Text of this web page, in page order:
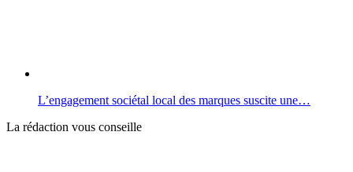
L’engagement sociétal local des marques suscite une…
La rédaction vous conseille